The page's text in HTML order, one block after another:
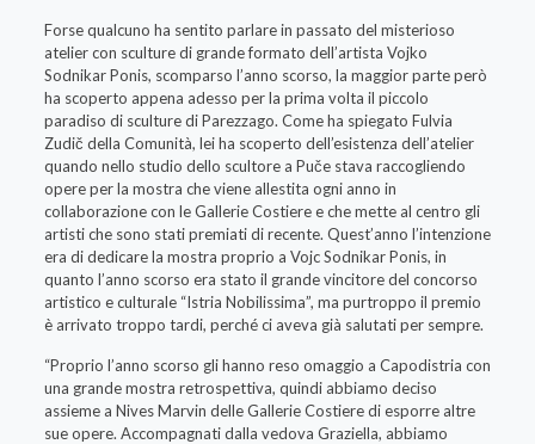
Forse qualcuno ha sentito parlare in passato del misterioso
atelier con sculture di grande formato dell’artista Vojko
Sodnikar Ponis, scomparso l’anno scorso, la maggior parte però
ha scoperto appena adesso per la prima volta il piccolo
paradiso di sculture di Parezzago. Come ha spiegato Fulvia
Zudič della Comunità, lei ha scoperto dell’esistenza dell’atelier
quando nello studio dello scultore a Puče stava raccogliendo
opere per la mostra che viene allestita ogni anno in
collaborazione con le Gallerie Costiere e che mette al centro gli
artisti che sono stati premiati di recente. Quest’anno l’intenzione
era di dedicare la mostra proprio a Vojc Sodnikar Ponis, in
quanto l’anno scorso era stato il grande vincitore del concorso
artistico e culturale “Istria Nobilissima”, ma purtroppo il premio
è arrivato troppo tardi, perché ci aveva già salutati per sempre.
“Proprio l’anno scorso gli hanno reso omaggio a Capodistria con
una grande mostra retrospettiva, quindi abbiamo deciso
assieme a Nives Marvin delle Gallerie Costiere di esporre altre
sue opere. Accompagnati dalla vedova Graziella, abbiamo